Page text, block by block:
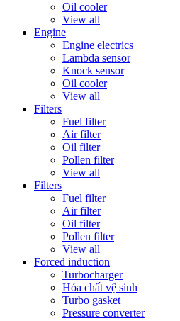
Oil cooler
View all
Engine
Engine electrics
Lambda sensor
Knock sensor
Oil cooler
View all
Filters
Fuel filter
Air filter
Oil filter
Pollen filter
View all
Filters
Fuel filter
Air filter
Oil filter
Pollen filter
View all
Forced induction
Turbocharger
Hóa chất vệ sinh
Turbo gasket
Pressure converter